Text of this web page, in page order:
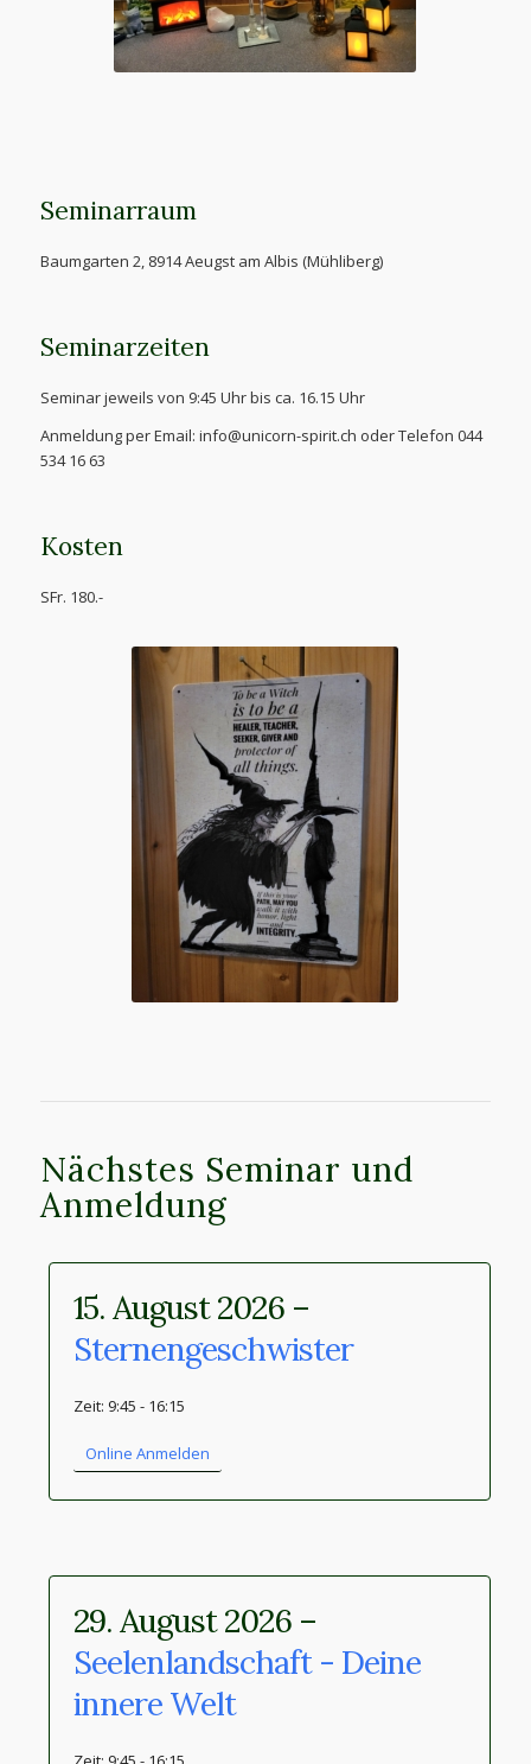
Seminarraum
Baumgarten 2, 8914 Aeugst am Albis (Mühliberg)
Seminarzeiten
Seminar jeweils von 9:45 Uhr bis ca. 16.15 Uhr
Anmeldung per Email: info@unicorn-spirit.ch oder Telefon 044
534 16 63
Kosten
SFr. 180.-
Nächstes Seminar und
Anmeldung
15. August 2026 –
Sternengeschwister
Zeit: 9:45 - 16:15
Online Anmelden
29. August 2026 –
Seelenlandschaft - Deine
innere Welt